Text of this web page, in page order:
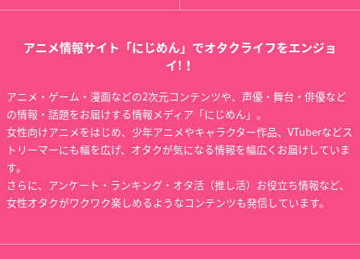
アニメ情報サイト「にじめん」でオタクライフをエンジョ
イ!！
アニメ・ゲーム・漫画などの2次元コンテンツや、声優・舞台・俳優など
の情報・話題をお届けする情報メディア「にじめん」。
女性向けアニメをはじめ、少年アニメやキャラクター作品、VTuberなどス
トリーマーにも幅を広げ、オタクが気になる情報を幅広くお届けしていま
す。
さらに、アンケート・ランキング・オタ活（推し活）お役立ち情報など、
女性オタクがワクワク楽しめるようなコンテンツも発信しています。